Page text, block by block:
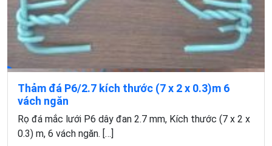
Thảm đá P6/2.7 kích thước (7 x 2 x 0.3)m 6
vách ngăn
Rọ đá mắc lưới P6 dây đan 2.7 mm, Kích thước (7 x 2 x
0.3) m, 6 vách ngăn. […]